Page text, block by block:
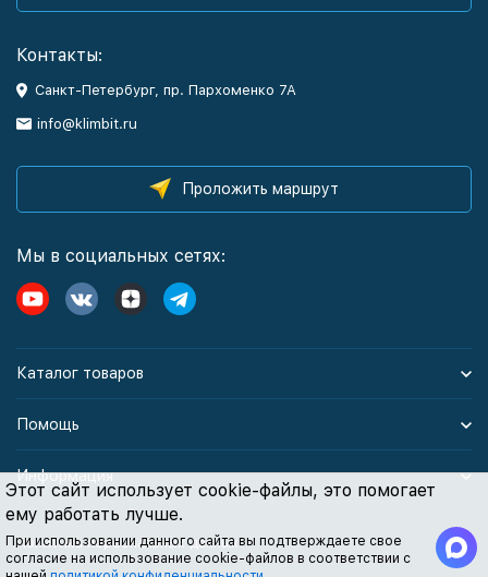
Этот сайт использует cookie-файлы, это помогает
ему работать лучше.
При использовании данного сайта вы подтверждаете свое
согласие на использование cookie-файлов в соответствии с
Контакты:
Санкт-Петербург, пр. Пархоменко 7А
info@klimbit.ru
Проложить маршрут
Мы в социальных сетях:
Каталог товаров
Помощь
Информация
Политика персональных данных